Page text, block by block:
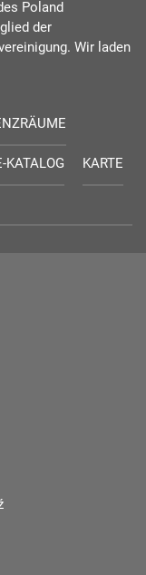
Poland
der
Wir laden
KATALOG KARTE